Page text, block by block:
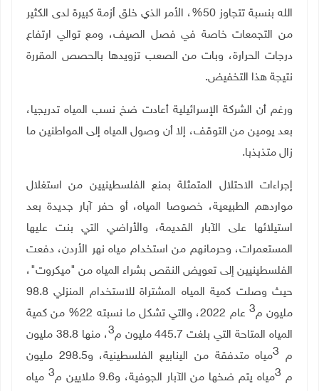
الله بنسبة تتجاوز 50%، الأمر الذي خلق أزمة كبيرة لدى الكثير
من التجمعات خاصة في فصل الصيف، ومع توالي ارتفاع
درجات الحرارة، وبات من الصعب تزويدها بالحصص المقررة
نتيجة هذا التخفيض.
ورغم أن الشركة الإسرائيلية أعادت ضخ نسب المياه تدريجيا،
بعد يومين من التوقف، إلا أن وصول المياه إلى المواطنين ما
زال متذبذبا.
إجراءات الاحتلال المتمثلة بمنع الفلسطينيين من استغلال
مواردهم الطبيعية، خصوصا المياه، أو حفر آبار جديدة بعد
استيلائها على الآبار القديمة، والأراضي التي بنت عليها
المستعمرات، وحرمانهم من استخدام مياه نهر الأردن، دفعت
الفلسطينيين إلى تعويض النقص بشراء المياه من "ميكروت"،
حيث وصلت كمية المياه المشتراة للاستخدام المنزلي 98.8
مليون م3
عام 2022، والتي تشكل ما نسبته 22% من كمية
المياه المتاحة التي بلغت 445.7 مليون م
3
، منها 38.8 مليون
م 3
مياه متدفقة من الينابيع الفلسطينية، و298.5 مليون
م 3مياه يتم ضخها من الآبار الجوفية، و9.6 ملايين م 3 مياه